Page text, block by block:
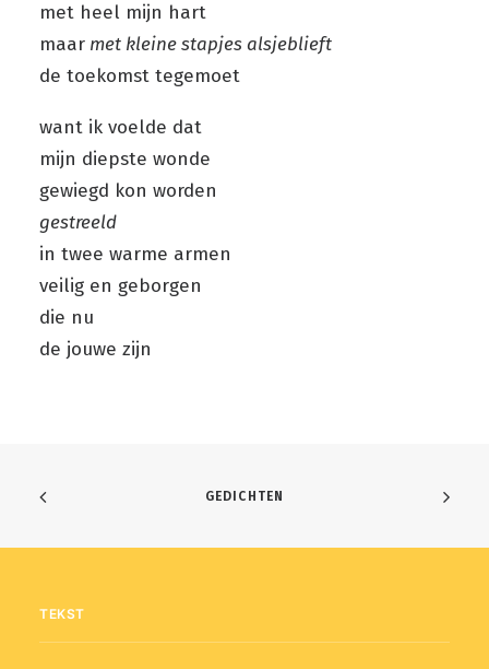
met heel mijn hart
maar met kleine stapjes alsjeblieft
de toekomst tegemoet
want ik voelde dat
mijn diepste wonde
gewiegd kon worden
gestreeld
in twee warme armen
veilig en geborgen
die nu
de jouwe zijn
GEDICHTEN
TEKST